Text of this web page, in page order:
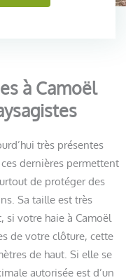
à Camoël
très présentes
dernières permettent
de protéger des
Sa taille est très
si votre haie à Camoël
de votre clôture, cette
de haut. Si elle se
autorisée est d’un